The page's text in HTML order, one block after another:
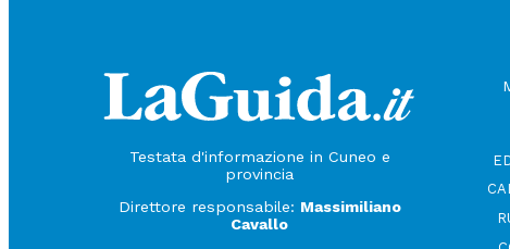
Testata d'informazione in Cuneo e
provincia
Direttore responsabile: Massimiliano
Cavallo